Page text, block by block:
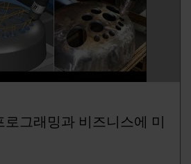
로그래밍과 비즈니스에 미